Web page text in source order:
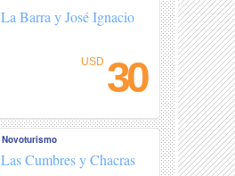
La Barra y José Ignacio
USD 30
Novoturismo
Las Cumbres y Chacras